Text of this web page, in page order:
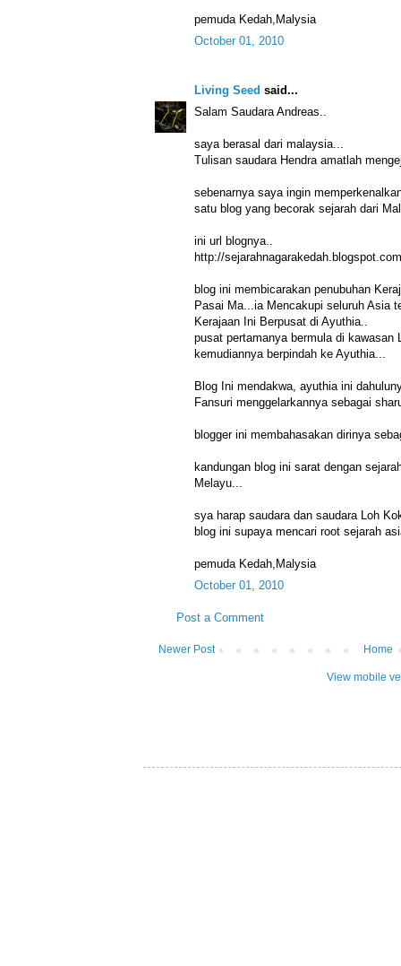
pemuda Kedah,Malysia
October 01, 2010
Living Seed said...
Salam Saudara Andreas..
saya berasal dari malaysia...
Tulisan saudara Hendra amatlah
sebenarnya saya ingin
satu blog yang becorak sejarah dari
ini url blognya..
http://
blog ini membicarakan penubuhan
Pasai Ma...ia Mencakupi seluruh Asia
Kerajaan Ini Berpusat di Ayuthia..
pusat pertamanya bermula di kawasan
kemudiannya berpindah ke Ayuthia...
Blog Ini mendakwa, ayuthia ini
Fansuri menggelarkannya sebagai
blogger ini membahasakan dirinya
kandungan blog ini sarat dengan
Melayu...
sya harap saudara dan saudara Loh
blog ini supaya mencari root sejarah
pemuda Kedah,Malysia
October 01, 2010
Post a Comment
Newer Post Home
View mobile